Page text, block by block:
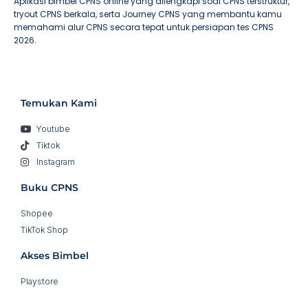
tryout CPNS berkala, serta Journey CPNS yang membantu kamu
memahami alur CPNS secara tepat untuk persiapan tes CPNS
2026.
Temukan Kami
Youtube
Tiktok
Instagram
Buku CPNS
Shopee
TikTok Shop
Akses Bimbel
Playstore